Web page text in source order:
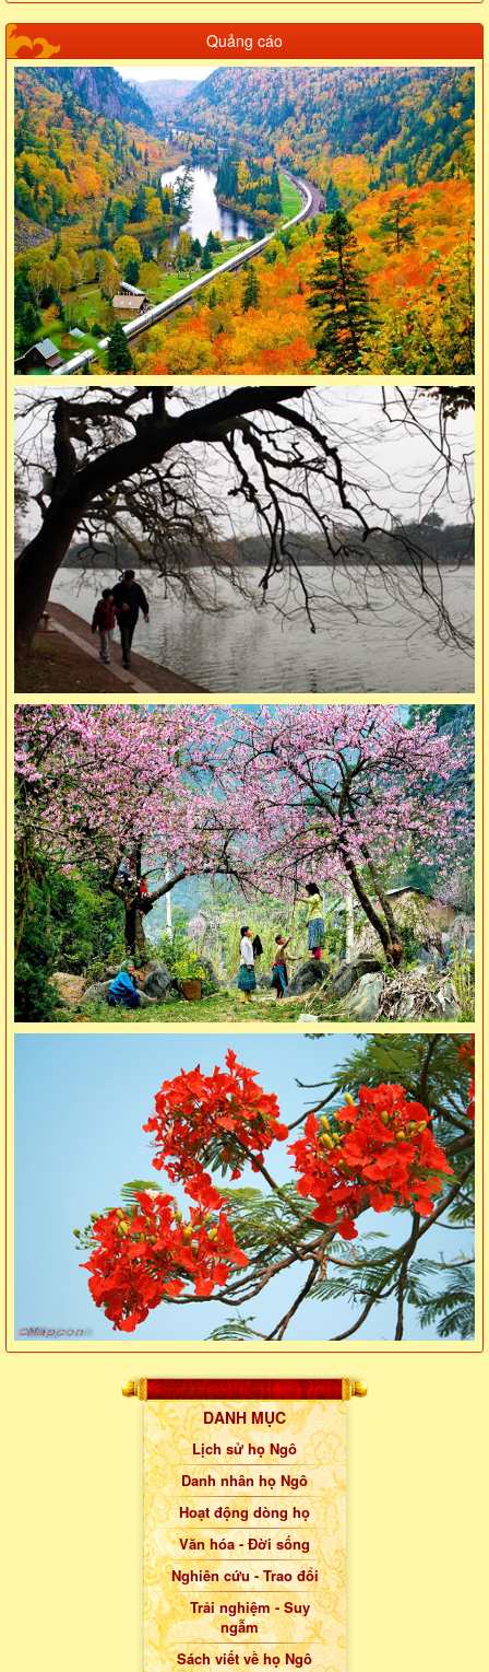
Quảng cáo
DANH MỤC
Lịch sử họ Ngô
Danh nhân họ Ngô
Hoạt động dòng họ
Văn hóa - Đời sống
Nghiên cứu - Trao đổi
Trải nghiệm - Suy
ngẫm
Sách viết về họ Ngô